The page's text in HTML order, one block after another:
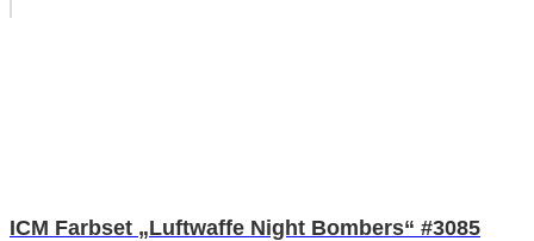
ICM Farbset „Luftwaffe Night Bombers“ #3085